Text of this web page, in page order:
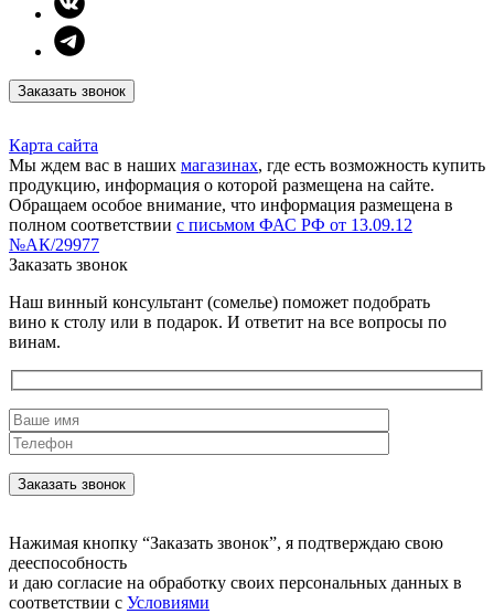
Заказать звонок
Карта сайта
Мы ждем вас в наших магазинах, где есть возможность купить
продукцию, информация о которой размещена на сайте.
Обращаем особое внимание, что информация размещена в
полном соответствии с письмом ФАС РФ от 13.09.12
№АК/29977
Заказать звонок
Наш винный консультант (сомелье) поможет подобрать
вино к столу или в подарок. И ответит на все вопросы по
винам.
Нажимая кнопку “Заказать звонок”, я подтверждаю свою
дееспособность
и даю согласие на обработку своих персональных данных в
соответствии с Условиями